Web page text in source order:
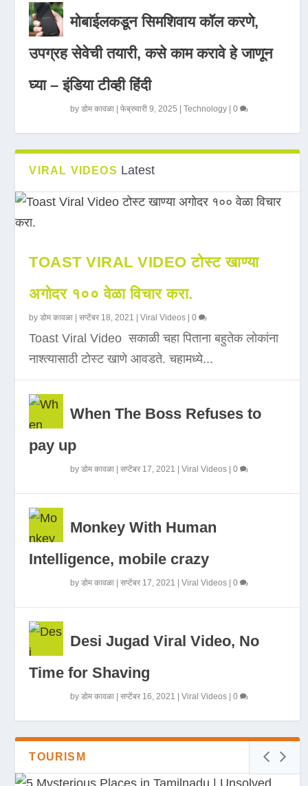
मोबाईलकडून सिमशिवाय कॉल करणे,
उपग्रह सेवेची तयारी, कसे काम करावे हे जाणून
घ्या – इंडिया टीव्ही हिंदी
byडोम कावळा |फेब्रुवारी 9, 2025 |Technology |0
VIRAL VIDEOS Latest
TOAST VIRAL VIDEO टोस्ट खाण्या
अगोदर १०० वेळा विचार करा.
byडोम कावळा |सप्टेंबर 18, 2021 |Viral Videos |0
Toast Viral Video सकाळी चहा पिताना बहुतेक लोकांना
नाश्त्यासाठी टोस्ट खाणे आवडते. चहामध्ये...
When The Boss Refuses to
pay up
byडोम कावळा |सप्टेंबर 17, 2021 |Viral Videos |0
Monkey With Human
Intelligence, mobile crazy
byडोम कावळा |सप्टेंबर 17, 2021 |Viral Videos |0
Desi Jugad Viral Video, No
Time for Shaving
byडोम कावळा |सप्टेंबर 16, 2021 |Viral Videos |0
TOURISM